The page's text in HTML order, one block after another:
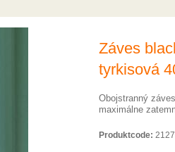
Záves
tyrkisová
Obojstranný
maximálne
Produktcode: